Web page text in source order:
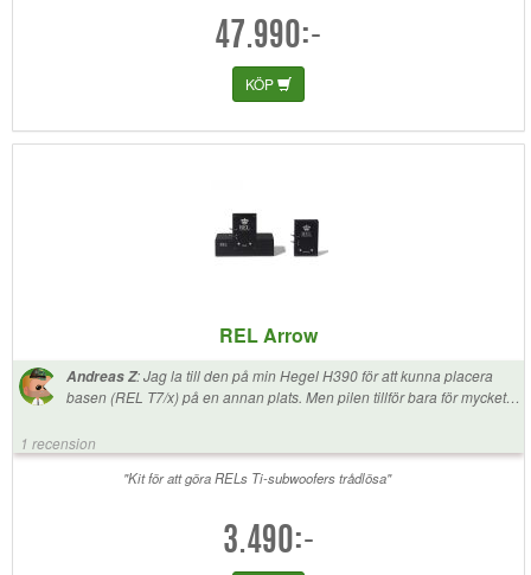
47.990:-
KÖP
REL Arrow
Andreas Z:Jag la till den på min Hegel H390 för att kunna placera
basen (REL T7/x) på en annan plats. Men pilen tillför bara för mycket
SUPER ljusa vita led och om du planerar att titta i ett mörkt rum. Den
känns också billig och är högblank svart så varje fingeravtryck kommer
att lämna ett märke.
1 recension
"Kit för att göra RELs Ti-subwoofers trådlösa"
3.490:-